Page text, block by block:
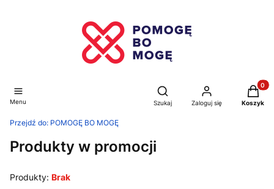
Menu
Otwórz wyszukiwarkę
Szukaj Zaloguj się Koszyk
Przejdź do: POMOGĘ BO MOGĘ
Produkty w promocji
Produkty: Brak